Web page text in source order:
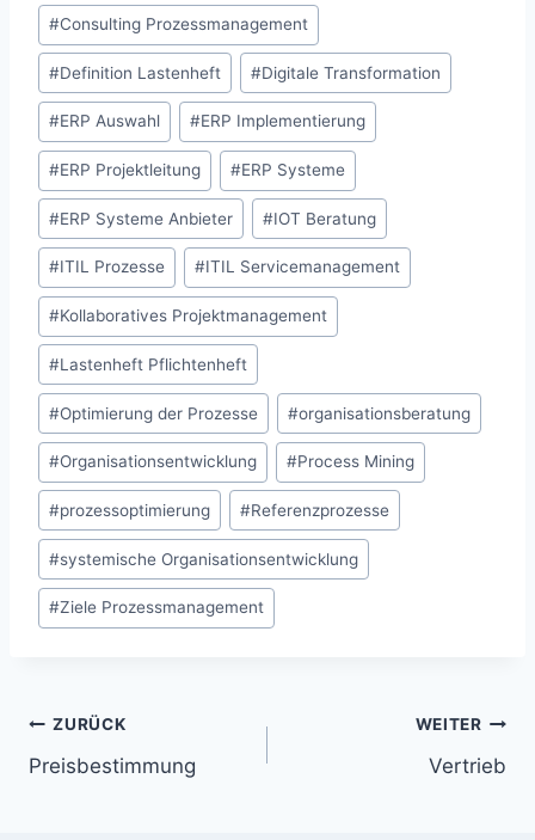
#Consulting Prozessmanagement
#Definition Lastenheft #Digitale Transformation
#ERP Auswahl #ERP Implementierung
#ERP Projektleitung #ERP Systeme
#ERP Systeme Anbieter #IOT Beratung
#ITIL Prozesse #ITIL Servicemanagement
#Kollaboratives Projektmanagement
#Lastenheft Pflichtenheft
#Optimierung der Prozesse #organisationsberatung
#Organisationsentwicklung #Process Mining
#prozessoptimierung #Referenzprozesse
#systemische Organisationsentwicklung
#Ziele Prozessmanagement
Beitragsnavigation
ZURÜCK
Preisbestimmung
WEITER
Vertrieb